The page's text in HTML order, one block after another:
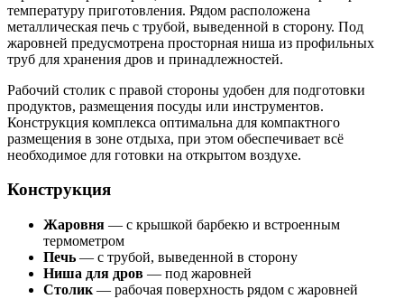
температуру приготовления. Рядом расположена
металлическая печь с трубой, выведенной в сторону. Под
жаровней предусмотрена просторная ниша из профильных
труб для хранения дров и принадлежностей.
Рабочий столик с правой стороны удобен для подготовки
продуктов, размещения посуды или инструментов.
Конструкция комплекса оптимальна для компактного
размещения в зоне отдыха, при этом обеспечивает всё
необходимое для готовки на открытом воздухе.
Конструкция
Жаровня — с крышкой барбекю и встроенным
термометром
Печь — с трубой, выведенной в сторону
Ниша для дров — под жаровней
Столик — рабочая поверхность рядом с жаровней